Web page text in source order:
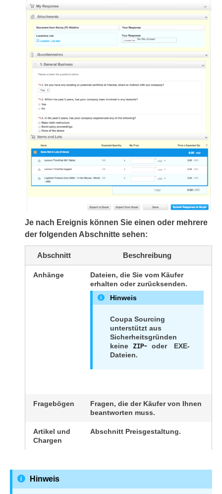
Je nach Ereignis können Sie einen oder mehrere
der folgenden Abschnitte sehen:
Abschnitt Beschreibung
Anhänge
Dateien, die Sie vom Käufer
erhalten oder zurücksenden.
Hinweis
Coupa Sourcing
unterstützt aus
Sicherheitsgründen
keine
ZIP- oder
EXE-
Dateien.
Fragebögen
Fragen, die der Käufer von Ihnen
beantworten muss.
Artikel und
Chargen
Abschnitt Preisgestaltung.
Hinweis